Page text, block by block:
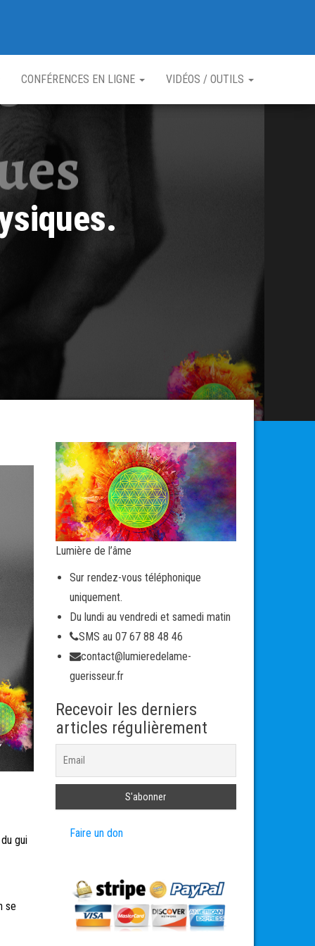
CONFÉRENCES EN LIGNE VIDÉOS / OUTILS
gui
se
Lumière de l’âme
Sur rendez-vous téléphonique
uniquement.
Du lundi au vendredi et samedi matin
SMS au 07 67 88 48 46
contact@lumieredelame-
guerisseur.fr
Recevoir les derniers
articles régulièrement
Faire un don